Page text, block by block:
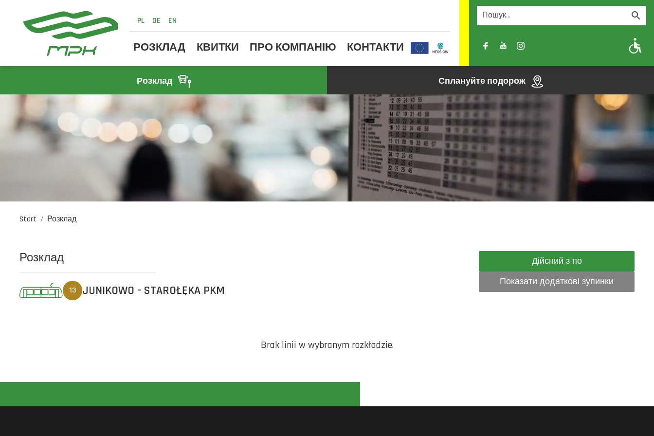
PL DE EN
РОЗКЛАД КВИТКИ ПРО КОМПАНІЮ КОНТАКТИ A- A A+
Розклад Сплануйте подорож
Start Розклад
Розклад
13 JUNIKOWO - STAROŁĘKA PKM
Дійсний з по
Показати додаткові зупинки
Brak linii w wybranym rozkładzie.